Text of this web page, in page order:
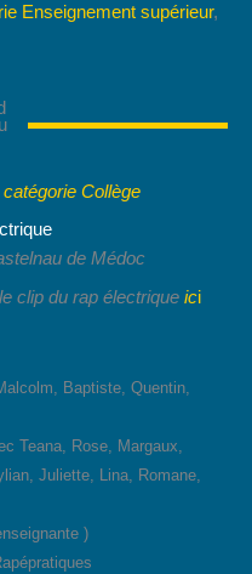
Enseignement supérieur,
Collège
de Médoc
clip du rap électriqueici
Baptiste, Quentin,
Teana, Rose, Margaux,
Juliette, Lina, Romane,
)